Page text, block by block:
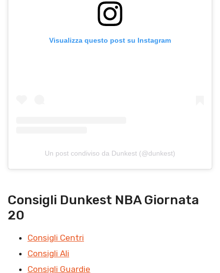
Visualizza questo post su Instagram
Un post condiviso da Dunkest (@dunkest)
Consigli Dunkest NBA Giornata
20
Consigli Centri
Consigli Ali
Consigli Guardie